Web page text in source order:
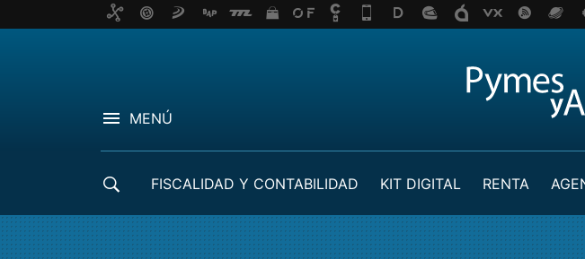
MENÚ
FISCALIDAD Y CONTABILIDAD KIT DIGITAL RENTA